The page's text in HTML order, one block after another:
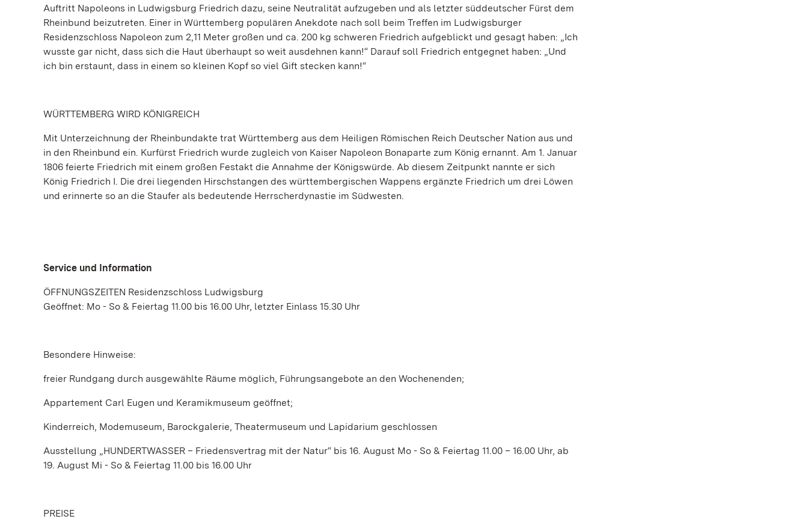
Auftritt Napoleons in Ludwigsburg Friedrich dazu, seine Neutralität aufzugeben und als letzter süddeutscher Fürst dem
Rheinbund beizutreten. Einer in Württemberg populären Anekdote nach soll beim Treffen im Ludwigsburger
Residenzschloss Napoleon zum 2,11 Meter großen und ca. 200 kg schweren Friedrich aufgeblickt und gesagt haben: „Ich
wusste gar nicht, dass sich die Haut überhaupt so weit ausdehnen kann!“ Darauf soll Friedrich entgegnet haben: „Und
ich bin erstaunt, dass in einem so kleinen Kopf so viel Gift stecken kann!“
WÜRTTEMBERG WIRD KÖNIGREICH
Mit Unterzeichnung der Rheinbundakte trat Württemberg aus dem Heiligen Römischen Reich Deutscher Nation aus und
in den Rheinbund ein. Kurfürst Friedrich wurde zugleich von Kaiser Napoleon Bonaparte zum König ernannt. Am 1. Januar
1806 feierte Friedrich mit einem großen Festakt die Annahme der Königswürde. Ab diesem Zeitpunkt nannte er sich
König Friedrich I. Die drei liegenden Hirschstangen des württembergischen Wappens ergänzte Friedrich um drei Löwen
und erinnerte so an die Staufer als bedeutende Herrscherdynastie im Südwesten.
Service und Information
ÖFFNUNGSZEITEN Residenzschloss Ludwigsburg
Geöffnet: Mo - So & Feiertag 11.00 bis 16.00 Uhr, letzter Einlass 15.30 Uhr
Besondere Hinweise:
freier Rundgang durch ausgewählte Räume möglich, Führungsangebote an den Wochenenden;
Appartement Carl Eugen und Keramikmuseum geöffnet;
Kinderreich, Modemuseum, Barockgalerie, Theatermuseum und Lapidarium geschlossen
Ausstellung „HUNDERTWASSER – Friedensvertrag mit der Natur“ bis 16. August Mo - So & Feiertag 11.00 – 16.00 Uhr, ab
19. August Mi - So & Feiertag 11.00 bis 16.00 Uhr
PREISE